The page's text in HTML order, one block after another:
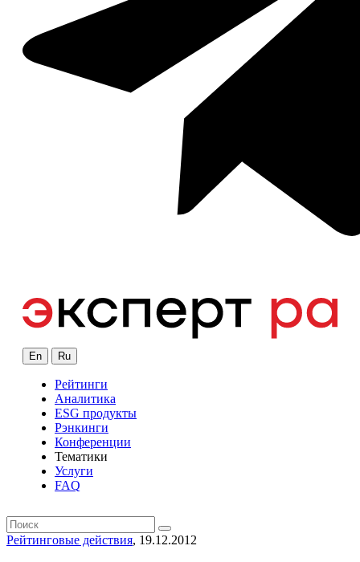
En Ru
Рейтинги
Аналитика
ESG продукты
Рэнкинги
Конференции
Тематики
Услуги
FAQ
Рейтинговые действия, 19.12.2012